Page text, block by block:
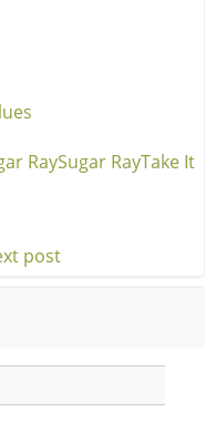
RaySugar RayTake It
post